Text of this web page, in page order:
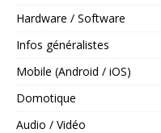
Hardware / Software
Infos généralistes
Mobile (Android / iOS)
Domotique
Audio / Vidéo